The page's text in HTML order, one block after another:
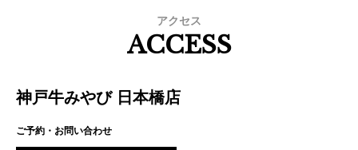
アクセス
ACCESS
神戸牛みやび 日本橋店
ご予約・お問い合わせ